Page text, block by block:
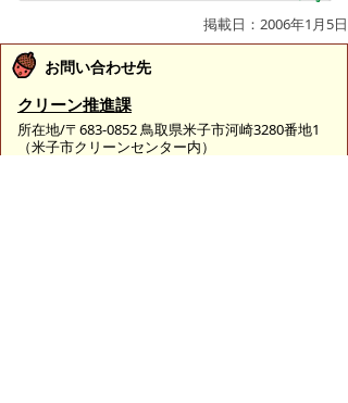
掲載日：2006年1月5日
お問い合わせ先
クリーン推進課
所在地/〒683-0852 鳥取県米子市河崎3280番地1
（米子市クリーンセンター内）